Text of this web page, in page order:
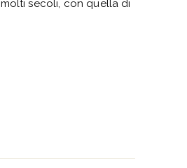
secoli, con quella di